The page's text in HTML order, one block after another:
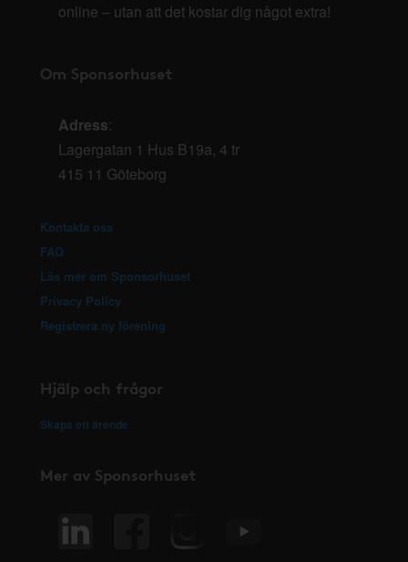
online – utan att det kostar dig något extra!
Om Sponsorhuset
Adress:
Lagergatan 1 Hus B19a, 4 tr
415 11 Göteborg
Kontakta oss
FAQ
Läs mer om Sponsorhuset
Privacy Policy
Registrera ny förening
Hjälp och frågor
Skapa ett ärende
Mer av Sponsorhuset